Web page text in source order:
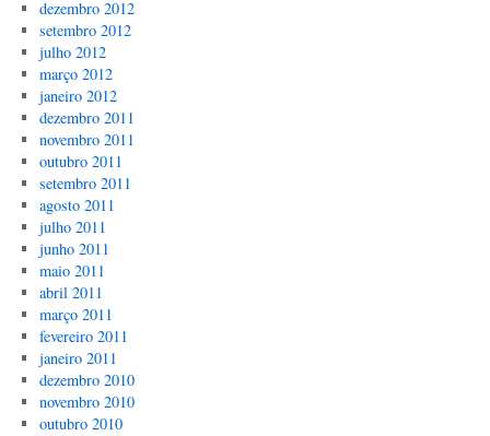
dezembro 2012
setembro 2012
julho 2012
março 2012
janeiro 2012
dezembro 2011
novembro 2011
outubro 2011
setembro 2011
agosto 2011
julho 2011
junho 2011
maio 2011
abril 2011
março 2011
fevereiro 2011
janeiro 2011
dezembro 2010
novembro 2010
outubro 2010